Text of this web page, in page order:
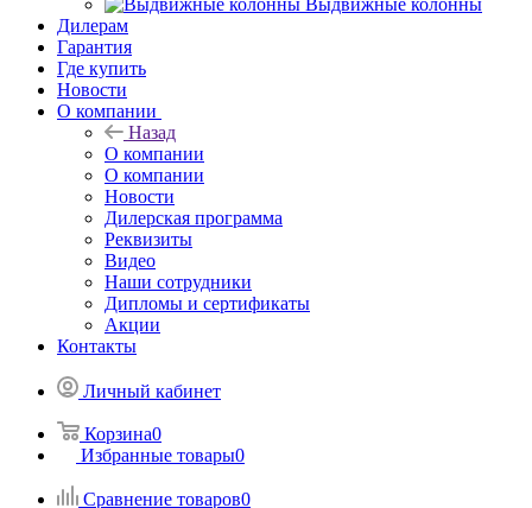
Выдвижные колонны
Дилерам
Гарантия
Где купить
Новости
О компании
Назад
О компании
О компании
Новости
Дилерская программа
Реквизиты
Видео
Наши сотрудники
Дипломы и сертификаты
Акции
Контакты
Личный кабинет
Корзина0
Избранные товары0
Сравнение товаров0